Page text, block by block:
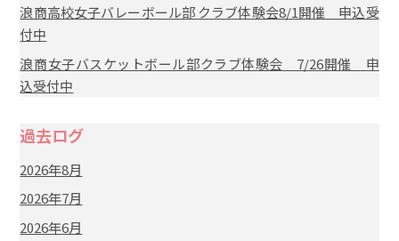
浪商高校女子バレーボール部 クラブ体験会8/1開催 申込受
付中
浪商女子バスケットボール部クラブ体験会 7/26開催 申
込受付中
過去ログ
2026年8月
2026年7月
2026年6月